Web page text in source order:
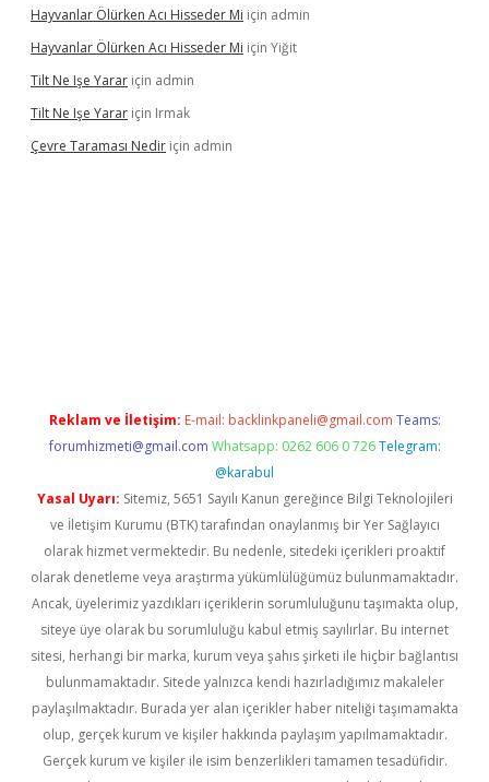
Hayvanlar Ölürken Acı Hisseder Mi için admin
Hayvanlar Ölürken Acı Hisseder Mi için Yiğit
Tilt Ne Işe Yarar için admin
Tilt Ne Işe Yarar için Irmak
Çevre Taraması Nedir için admin
Reklam ve İletişim: E-mail: backlinkpaneli@gmail.com Teams:
forumhizmeti@gmail.com Whatsapp: 0262 606 0 726 Telegram:
@karabul
Yasal Uyarı: Sitemiz, 5651 Sayılı Kanun gereğince Bilgi Teknolojileri
ve İletişim Kurumu (BTK) tarafından onaylanmış bir Yer Sağlayıcı
olarak hizmet vermektedir. Bu nedenle, sitedeki içerikleri proaktif
olarak denetleme veya araştırma yükümlülüğümüz bulunmamaktadır.
Ancak, üyelerimiz yazdıkları içeriklerin sorumluluğunu taşımakta olup,
siteye üye olarak bu sorumluluğu kabul etmiş sayılırlar. Bu internet
sitesi, herhangi bir marka, kurum veya şahıs şirketi ile hiçbir bağlantısı
bulunmamaktadır. Sitede yalnızca kendi hazırladığımız makaleler
paylaşılmaktadır. Burada yer alan içerikler haber niteliği taşımamakta
olup, gerçek kurum ve kişiler hakkında paylaşım yapılmamaktadır.
Gerçek kurum ve kişiler ile isim benzerlikleri tamamen tesadüfidir.